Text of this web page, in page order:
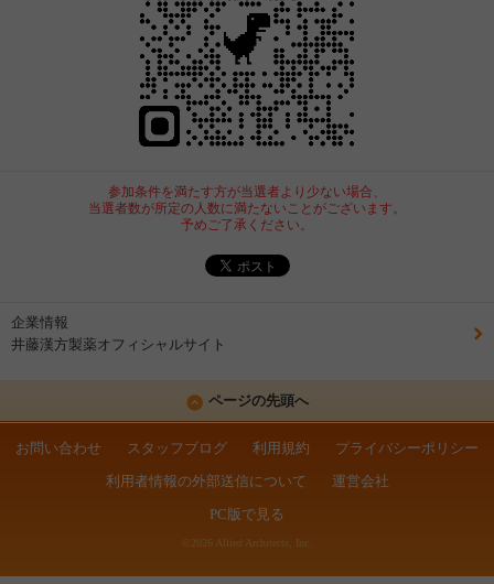
参加条件を満たす方が当選者より少ない場合、
当選者数が所定の人数に満たないことがございます。
予めご了承ください。
企業情報
井藤漢方製薬オフィシャルサイト
ページの先頭へ
お問い合わせ スタッフブログ 利用規約
プライバシーポリシー
利用者情報の外部送信について
運営会社
PC版で見る
©2026 Allied Architects, Inc.